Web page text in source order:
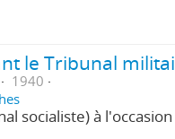
le Tribunal
1940
socialiste) à